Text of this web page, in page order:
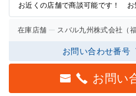
お近くの店舗で商談可能です！ お
在庫店舗 スバル九州株式会社（
お問い合わせ番号
お問い